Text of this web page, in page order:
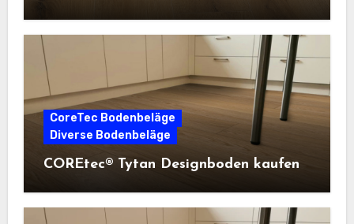
CoreTec Bodenbeläge
Diverse Bodenbeläge
COREtec® Tytan Designboden kaufen